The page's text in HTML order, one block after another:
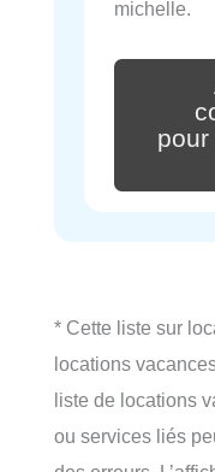
michelle.
* Cette liste sur
locations
liste de locations
ou services liés